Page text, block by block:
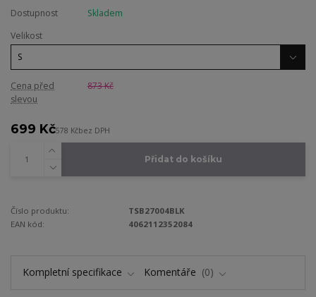
Dostupnost
Skladem
Velikost
Cena před
slevou
873 Kč
699 Kč578 Kčbez DPH
Přidat do košíku
Číslo produktu:
TSB27004BLK
EAN kód:
4062112352084
Kompletní specifikace Komentáře 0